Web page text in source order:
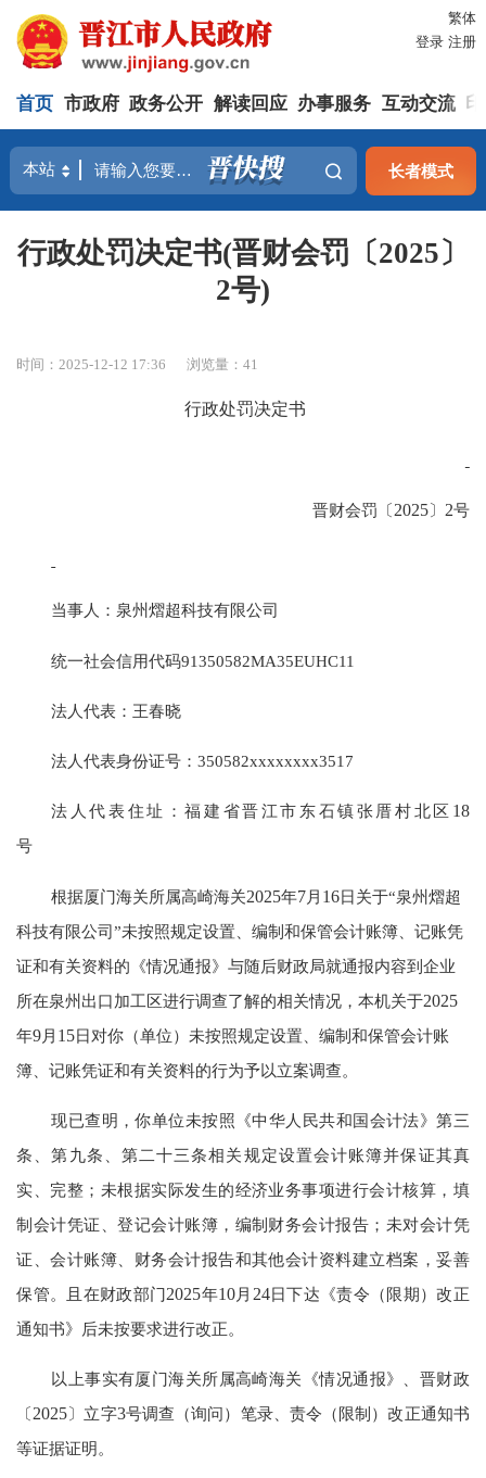
繁体
登录 注册
首页 市政府 政务公开 解读回应 办事服务 互动交流
长者模式
行政处罚决定书(晋财会罚〔2025〕
2号)
时间：2025-12-12 17:36 浏览量：41
行政处罚决定书
晋财会罚〔2025〕 2号
当事人：泉州熠超科技有限公司
统一社会信用代码91350582MA35EUHC11
法人代表：王春晓
法人代表身份证号：350582xxxxxxxx3517
法人代表住址：福建省晋江市东石镇张厝村北区 18
号
根据厦门海关所属高崎海关2025年7月 16日关于“泉州熠超
科技有限公司”未按照规定设置、编制和保管会计账簿、记账凭
证和有关资料的《情况通报》与随后财政局就通报内容到企业
所在泉州出口加工区进行调查了解的相关情况，本机关于2025
年9月 15日对你（单位）未按照规定设置、编制和保管会计账
簿、记账凭证和有关资料的行为予以立案调查。
现已查明，你单位未按照《中华人民共和国会计法》第三
条、第九条、第二十三条相关规定设置会计账簿并保证其真
实、完整；未根据实际发生的经济业务事项进行会计核算，填
制会计凭证、登记会计账簿，编制财务会计报告；未对会计凭
证、会计账簿、财务会计报告和其他会计资料建立档案，妥善
保管。且在财政部门2025年10月 24日下达《责令（限期）改正
通知书》后未按要求进行改正。
以上事实有厦门海关所属高崎海关《情况通报》、晋财政
〔2025〕立字3号调查（询问）笔录、责令（限制）改正通知书
等证据证明。